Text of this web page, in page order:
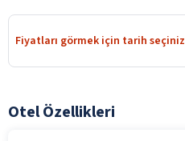
Fiyatları görmek için tarih seçiniz
Otel Özellikleri